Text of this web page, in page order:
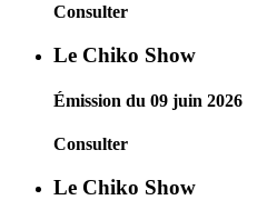
Consulter
Le Chiko Show
Émission du 09 juin 2026
Consulter
Le Chiko Show